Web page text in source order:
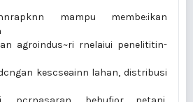
mampu membe:ikan
agroindus~ri rnelaiui penelititin-
kescseainn lahan, distribusi